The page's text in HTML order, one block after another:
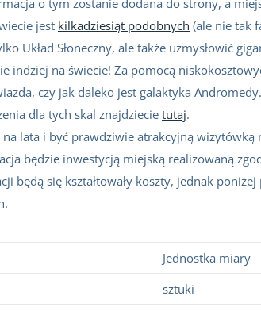
o tym zostanie dodana do strony, a
jest kilkadziesiąt podobnych (ale nie tak
Układ Słoneczny, ale także uzmysłowić
indziej na świecie! Za pomocą
czy jak daleko jest galaktyka
dla tych skal znajdziecie tutaj.
na lata i być prawdziwie atrakcyjną
będzie inwestycją miejską realizowaną
będą się kształtowały koszty, jednak
Jednostka miary
sztuki